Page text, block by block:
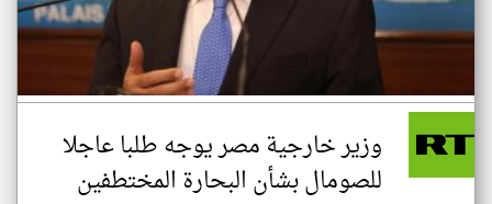
وزير خارجية مصر يوجه طلبا عاجلا
للصومال بشأن البحارة المختطفين